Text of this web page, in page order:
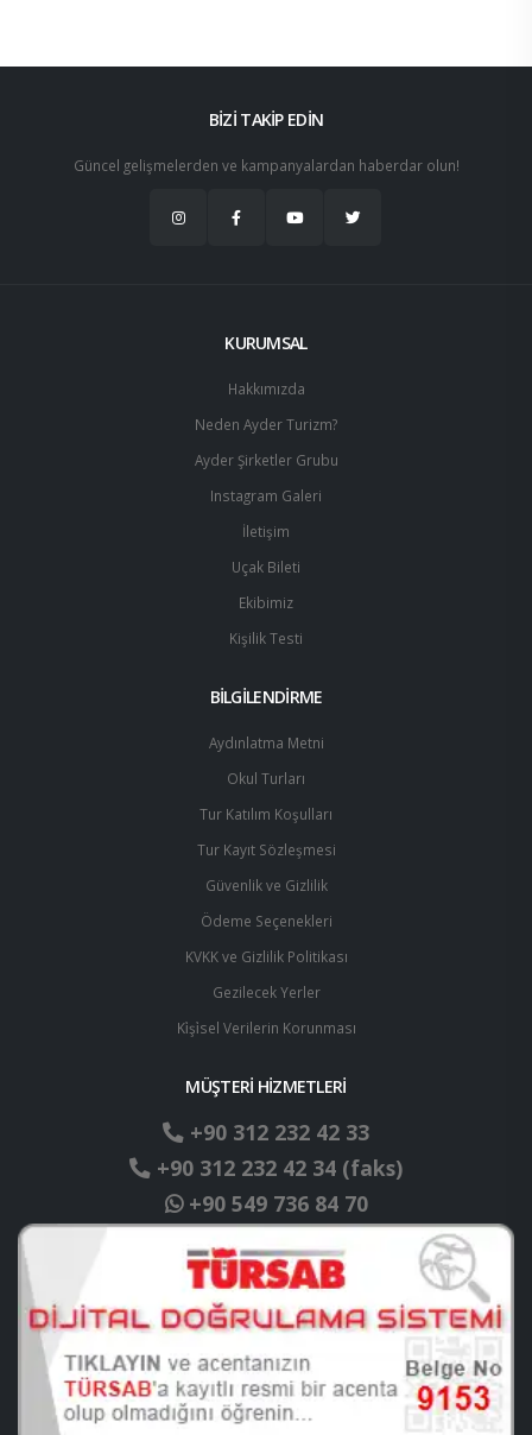
BİZİ TAKİP EDİN
Güncel gelişmelerden ve kampanyalardan haberdar olun!
KURUMSAL
Hakkımızda
Neden Ayder Turizm?
Ayder Şirketler Grubu
Instagram Galeri
İletişim
Uçak Bileti
Ekibimiz
Kişilik Testi
BİLGİLENDİRME
Aydınlatma Metni
Okul Turları
Tur Katılım Koşulları
Tur Kayıt Sözleşmesi
Güvenlik ve Gizlilik
Ödeme Seçenekleri
KVKK ve Gizlilik Politikası
Gezilecek Yerler
Ki̇şi̇sel Verilerin Korunması
MÜŞTERİ HİZMETLERİ
+90 312 232 42 33
+90 312 232 42 34 (faks)
+90 549 736 84 70